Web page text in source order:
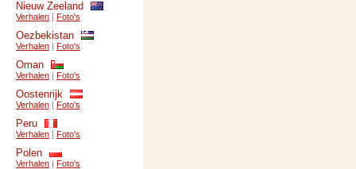
Nieuw Zeeland
Verhalen | Foto's
Oezbekistan
Verhalen | Foto's
Oman
Verhalen | Foto's
Oostenrijk
Verhalen | Foto's
Peru
Verhalen | Foto's
Polen
Verhalen | Foto's